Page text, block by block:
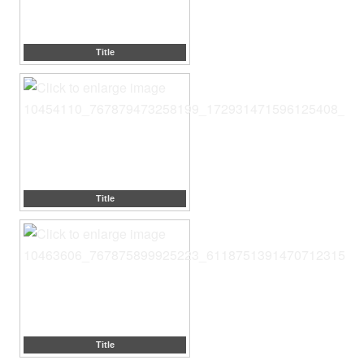
Title
Title
Title